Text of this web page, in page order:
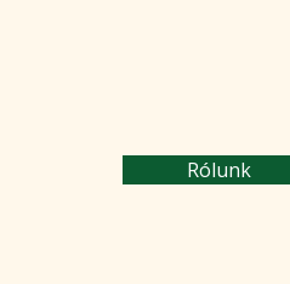
Rólunk